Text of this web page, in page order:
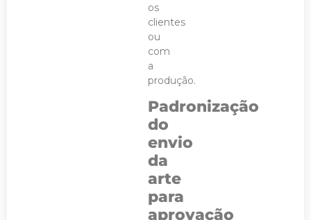
os
clientes
ou
com
a
produção.
Padronização
do
envio
da
arte
para
aprovação